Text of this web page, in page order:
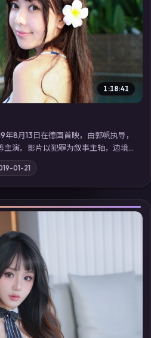
▶
1:18:41
8月13日在德国首映，由郭帆执导，
主演。影片以犯罪为叙事主轴，边境
底打破；摄影与配乐强化地域气质；
高清电视剧在线看」延展检索同类
追剧体验。
01-21
▶